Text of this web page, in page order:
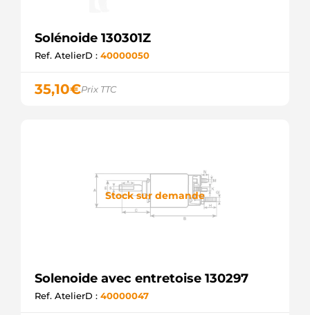
Solénoide 130301Z
Ref. AtelierD : 40000050
35,10€Prix TTC
Stock sur demande
Solenoide avec entretoise 130297
Ref. AtelierD : 40000047